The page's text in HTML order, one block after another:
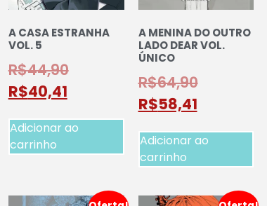
A CASA ESTRANHA
VOL. 5
R$44,90
R$40,41
Adicionar ao
carrinho
A MENINA DO OUTRO
LADO DEAR VOL.
ÚNICO
R$64,90
R$58,41
Adicionar ao
carrinho